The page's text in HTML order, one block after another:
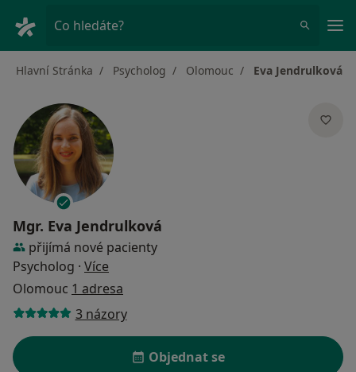
Co hledáte?
Hlavní Stránka Psycholog Olomouc Eva Jendrulková
Mgr. Eva Jendrulková
přijímá nové pacienty
Psycholog · Více
Olomouc 1 adresa
3 názory
Objednat se